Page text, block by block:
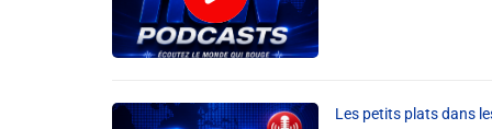
Les petits plats dans